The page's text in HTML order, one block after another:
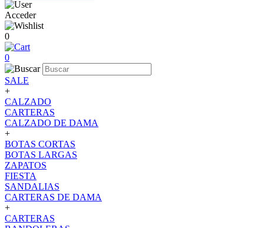
Acceder
0
0
SALE
+
CALZADO
CARTERAS
CALZADO DE DAMA
+
BOTAS CORTAS
BOTAS LARGAS
ZAPATOS
FIESTA
SANDALIAS
CARTERAS DE DAMA
+
CARTERAS